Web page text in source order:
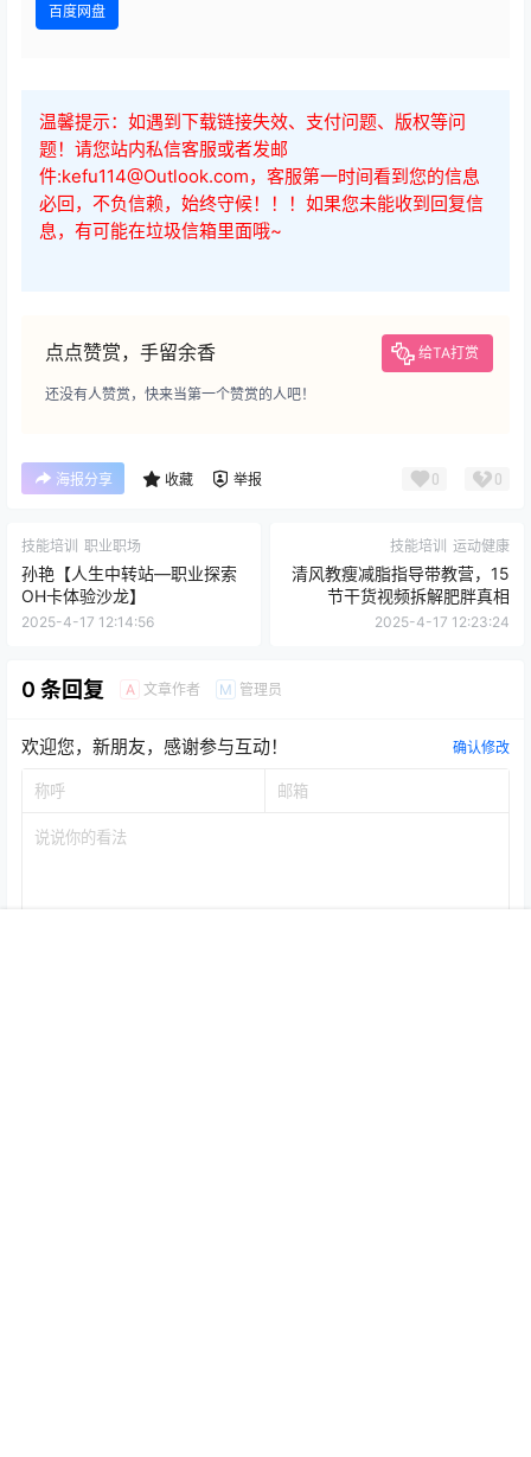
百度网盘
温馨提示：如遇到下载链接失效、支付问题、版权等问
题！请您站内私信客服或者发邮
件:kefu114@Outlook.com，客服第一时间看到您的信息
必回，不负信赖，始终守候！！！如果您未能收到回复信
息，有可能在垃圾信箱里面哦~
点点赞赏，手留余香 给TA打赏
还没有人赞赏，快来当第一个赞赏的人吧！
海报分享 收藏 举报 0 0
技能培训 职业职场
孙艳【人生中转站—职业探索
OH卡体验沙龙】
2025-4-17 12:14:56
技能培训 运动健康
清风教瘦减脂指导带教营，15
节干货视频拆解肥胖真相
2025-4-17 12:23:24
0 条回复 A 文章作者 M 管理员
欢迎您，新朋友，感谢参与互动！ 确认修改